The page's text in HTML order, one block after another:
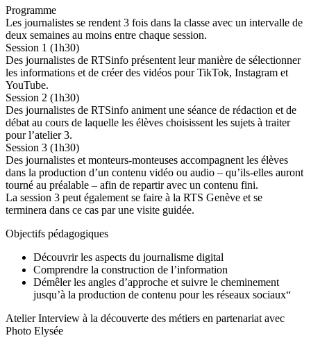
Programme
Les journalistes se rendent 3 fois dans la classe avec un intervalle de
deux semaines au moins entre chaque session.
Session 1 (1h30)
Des journalistes de RTSinfo présentent leur manière de sélectionner
les informations et de créer des vidéos pour TikTok, Instagram et
YouTube.
Session 2 (1h30)
Des journalistes de RTSinfo animent une séance de rédaction et de
débat au cours de laquelle les élèves choisissent les sujets à traiter
pour l’atelier 3.
Session 3 (1h30)
Des journalistes et monteurs-monteuses accompagnent les élèves
dans la production d’un contenu vidéo ou audio – qu’ils-elles auront
tourné au préalable – afin de repartir avec un contenu fini.
La session 3 peut également se faire à la RTS Genève et se
terminera dans ce cas par une visite guidée.
Objectifs pédagogiques
Découvrir les aspects du journalisme digital
Comprendre la construction de l’information
Démêler les angles d’approche et suivre le cheminement
jusqu’à la production de contenu pour les réseaux sociaux“
Atelier Interview à la découverte des métiers en partenariat avec
Photo Elysée